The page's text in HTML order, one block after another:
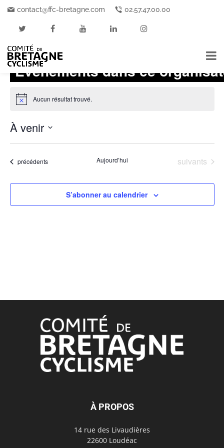
contact@ffc-bretagne.com 02.57.47.00.00
« Tous les Événements
Événements dans ce
Notice Aucun résultat trouvé.
À venir
date.Événements
précédents Aujourd’hui Événements
suivants
S’abonner au calendrier
À PROPOS
14 rue des Livaudières
22600 Loudéac